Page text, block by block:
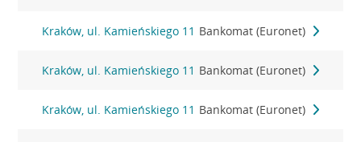
Kraków, ul. Kamieńskiego 11 Bankomat (Euronet)
Kraków, ul. Kamieńskiego 11 Bankomat (Euronet)
Kraków, ul. Kamieńskiego 11 Bankomat (Euronet)